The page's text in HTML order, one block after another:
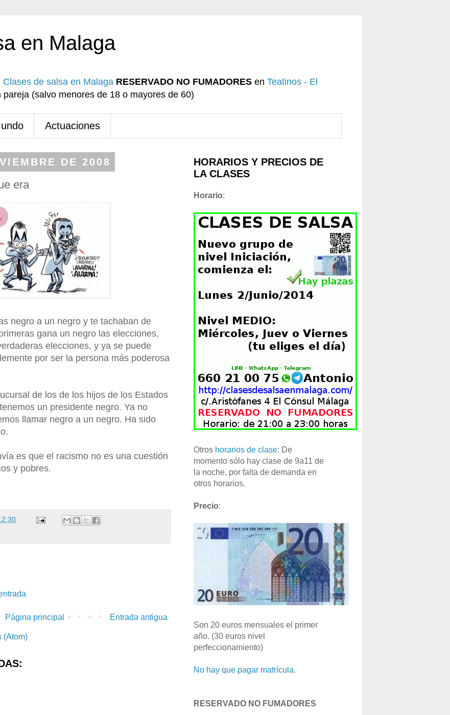
en Malaga
Clases de salsa en Malaga RESERVADO NO FUMADORES en Teatinos - El
(salvo menores de 18 o mayores de 60)
Actuaciones
DE 2008
era
negro a un negro y te tachaban de
gana un negro las elecciones,
elecciones, y ya se puede
por ser la persona más poderosa
de los de los hijos de los Estados
un presidente negro. Ya no
llamar negro a un negro. Ha sido
es que el racismo no es una cuestión
y pobres.
Entrada antigua
Página principal
(Atom)
HORARIOS Y PRECIOS DE
LA CLASES
Horario:
Otros horarios de clase: De
momento sólo hay clase de 9a11 de
la noche, por falta de demanda en
otros horarios.
Precio:
Son 20 euros mensuales el primer
año. (30 euros nivel
perfeccionamiento)
No hay que pagar matrícula.
RESERVADO NO FUMADORES